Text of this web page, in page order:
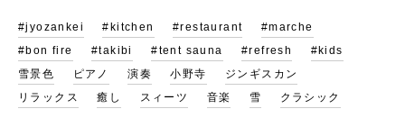
#jyozankei #kitchen #restaurant
#marche
#bon fire
#takibi #tent sauna #refresh
#kids
雪景色
ピアノ 演奏 小野寺
ジンギスカン
リラックス
癒し スィーツ 音楽 雪 クラシック